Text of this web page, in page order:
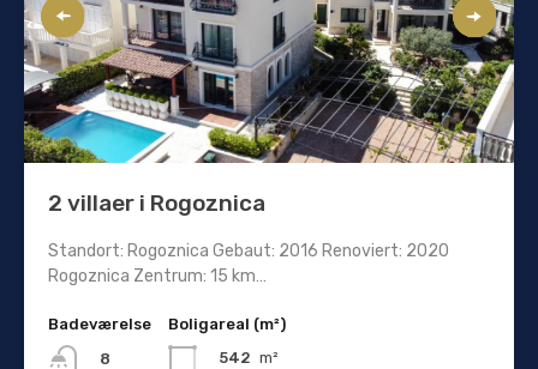
2 villaer i Rogoznica
Standort: Rogoznica Gebaut: 2016 Renoviert: 2020
Rogoznica Zentrum: 15 km…
Badeværelse
8
Boligareal (m²)
542 m²